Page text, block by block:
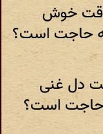
خوش
حاجت است؟
دل غنی
حاجت است؟